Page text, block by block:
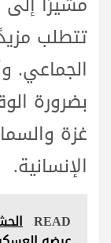
تتطلب
الجماعي.
بضرورة
غزة
الإنسانية.
READ